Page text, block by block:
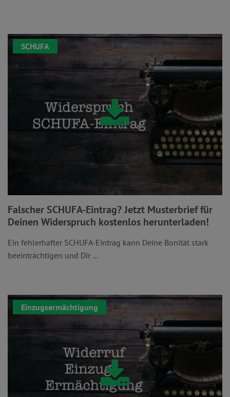
SCHUFA
Falscher SCHUFA-Eintrag? Jetzt Musterbrief für
Deinen Widerspruch kostenlos herunterladen!
Ein fehlerhafter SCHUFA-Eintrag kann Deine Bonität stark
beeinträchtigen und Dir ...
Einzugsermächtigung